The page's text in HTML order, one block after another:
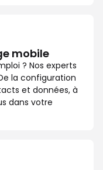
mobile
? Nos experts
la configuration
et données, à
dans votre